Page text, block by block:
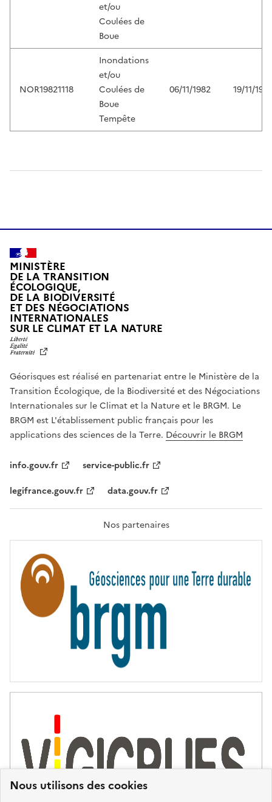
Nous utilisons des cookies
et/ou
Coulées de
Boue
NOR19821118
Inondations
et/ou
Coulées de
Boue
Tempête
06/11/1982 19/11/
MINISTÈRE
DE LA TRANSITION
ÉCOLOGIQUE,
DE LA BIODIVERSITÉ
ET DES NÉGOCIATIONS
INTERNATIONALES
SUR LE CLIMAT ET LA NATUREL
T
É
,
É
G
A
L
F
A
T
R
T
É
Géorisques est réalisé en partenariat entre le Ministère de la
Transition Écologique, de la Biodiversité et des Négociations
Internationales sur le Climat et la Nature et le BRGM. Le
BRGM est L'établissement public français pour les
applications des sciences de la Terre. Découvrir le BRGM
info.gouv.fr
service-public.fr
legifrance.gouv.fr
data.gouv.fr
Nos partenaires